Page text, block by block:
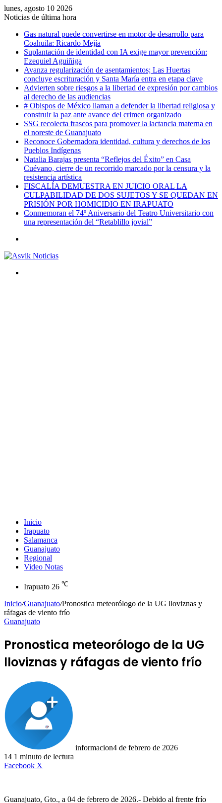
lunes, agosto 10 2026
Noticias de última hora
Gas natural puede convertirse en motor de desarrollo para
Coahuila: Ricardo Mejía
Suplantación de identidad con IA exige mayor prevención:
Ezequiel Aguiñiga
Avanza regularización de asentamientos; Las Huertas
concluye escrituración y Santa María entra en etapa clave
Advierten sobre riesgos a la libertad de expresión por cambios
al derecho de las audiencias
# Obispos de México llaman a defender la libertad religiosa y
construir la paz ante avance del crimen organizado
SSG recolecta frascos para promover la lactancia materna en
el noreste de Guanajuato
Reconoce Gobernadora identidad, cultura y derechos de los
Pueblos Indígenas
Natalia Barajas presenta “Reflejos del Éxito” en Casa
Cuévano, cierre de un recorrido marcado por la censura y la
resistencia artística
FISCALÍA DEMUESTRA EN JUICIO ORAL LA
CULPABILIDAD DE DOS SUJETOS Y SE QUEDAN EN
PRISIÓN POR HOMICIDIO EN IRAPUATO
Conmemoran el 74º Aniversario del Teatro Universitario con
una representación del “Retablillo jovial”
Inicio
Irapuato
Salamanca
Guanajuato
Regional
Video Notas
Irapuato 26 ℃
Inicio/Guanajuato/Pronostica meteorólogo de la UG lloviznas y
ráfagas de viento frío
Guanajuato
Pronostica meteorólogo de la UG
lloviznas y ráfagas de viento frío
informacion4 de febrero de 2026
14 1 minuto de lectura
Facebook X
Guanajuato, Gto., a 04 de febrero de 2026.- Debido al frente frío